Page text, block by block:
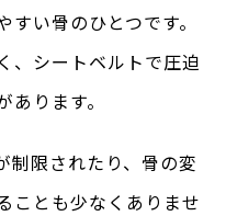
い骨のひとつです。
、シートベルトで圧迫
ります。
制限されたり、骨の変
ことも少なくありませ